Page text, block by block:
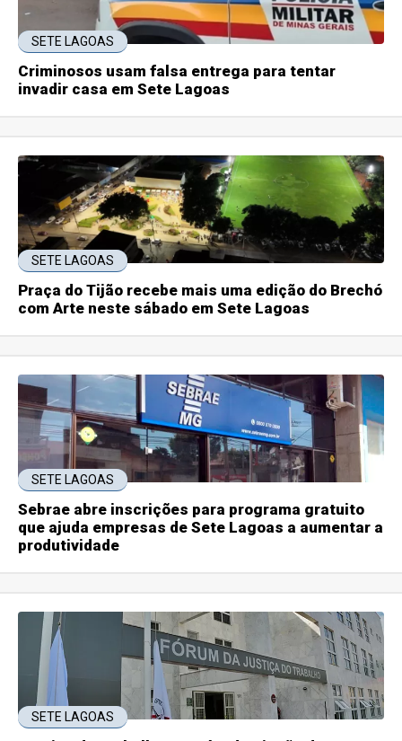
SETE LAGOAS
Criminosos usam falsa entrega para tentar
invadir casa em Sete Lagoas
SETE LAGOAS
Praça do Tijão recebe mais uma edição do Brechó
com Arte neste sábado em Sete Lagoas
SETE LAGOAS
Sebrae abre inscrições para programa gratuito
que ajuda empresas de Sete Lagoas a aumentar a
produtividade
SETE LAGOAS